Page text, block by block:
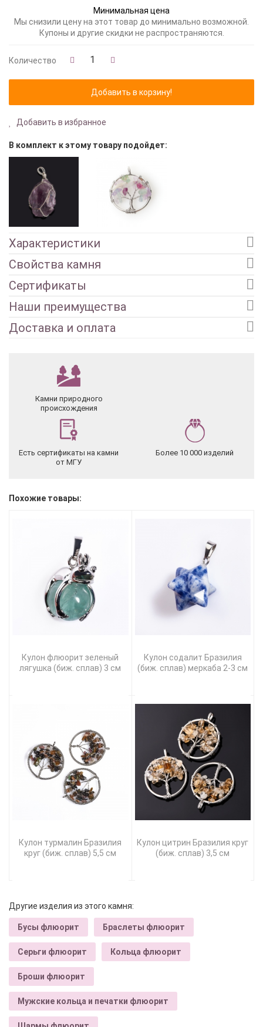
Минимальная цена
Мы снизили цену на этот товар до минимально возможной.
Купоны и другие скидки не распространяются.
Количество
Добавить в избранное
В комплект к этому товару подойдет:
Характеристики
Свойства камня
Сертификаты
Наши преимущества
Доставка и оплата
Камни природного
происхождения
Есть сертификаты на камни
от МГУ
Более 10 000 изделий
Похожие товары:
Кулон флюорит зеленый
лягушка (биж. сплав) 3 см
Кулон содалит Бразилия
(биж. сплав) меркаба 2-3 см
Кулон турмалин Бразилия
круг (биж. сплав) 5,5 см
Кулон цитрин Бразилия круг
(биж. сплав) 3,5 см
Другие изделия из этого камня:
Бусы флюорит Браслеты флюорит
Серьги флюорит Кольца флюорит
Броши флюорит
Мужские кольца и печатки флюорит